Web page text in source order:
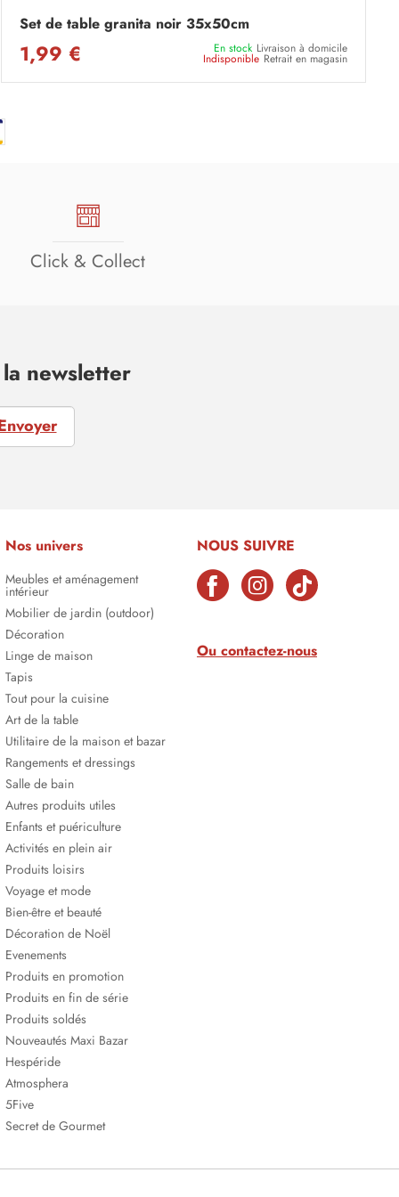
Set de table granita noir 35x50cm
1,99 € En stock Livraison à domicile
Indisponible Retrait en magasin
Click & Collect
newsletter
Nos univers
Meubles et aménagement
intérieur
Mobilier de jardin (outdoor)
Décoration
Linge de maison
Tapis
Tout pour la cuisine
Art de la table
Utilitaire de la maison et bazar
Rangements et dressings
Salle de bain
Autres produits utiles
Enfants et puériculture
Activités en plein air
Produits loisirs
Voyage et mode
Bien-être et beauté
Décoration de Noël
Evenements
Produits en promotion
Produits en fin de série
Produits soldés
Nouveautés Maxi Bazar
Hespéride
Atmosphera
5Five
Secret de Gourmet
NOUS SUIVRE
Ou contactez-nous